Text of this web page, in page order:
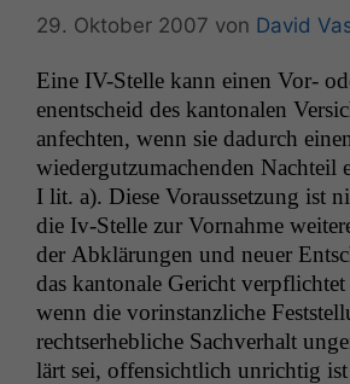
29. Oktober 2007 von David
Eine IV-Stelle kann einen Vor-
enentscheid des kan­tonalen
anfecht­en, wenn sie dadurch
wiedergutzu­machen­den Nachteil
I lit. a). Diese Voraus­set­zung ist
die Iv-Stelle zur Vor­nahme
der Abklärun­gen und neuer
das kan­tonale Gericht
wenn die vorin­stan­zliche
recht­ser­he­bliche Sachver­halt
lärt sei, offen­sichtlich unrichtig